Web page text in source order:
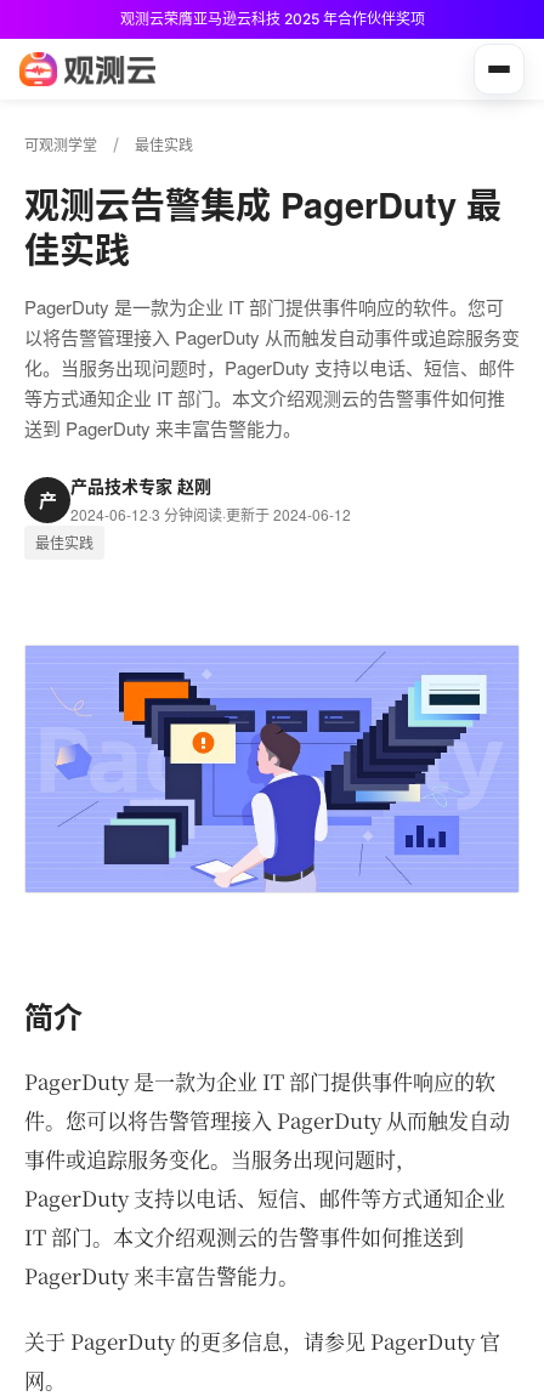
观测云荣膺亚马逊云科技 2025 年合作伙伴奖项
可观测学堂 最佳实践
观测云告警集成 PagerDuty 最
佳实践
PagerDuty 是一款为企业 IT 部门提供事件响应的软件。您可
以将告警管理接入 PagerDuty 从而触发自动事件或追踪服务变
化。当服务出现问题时，PagerDuty 支持以电话、短信、邮件
等方式通知企业 IT 部门。本文介绍观测云的告警事件如何推
送到 PagerDuty 来丰富告警能力。
产
产品技术专家 赵刚
2024-06-12·3 分钟阅读·更新于 2024-06-12
最佳实践
简介
PagerDuty 是一款为企业 IT 部门提供事件响应的软
件。您可以将告警管理接入 PagerDuty 从而触发自动
事件或追踪服务变化。当服务出现问题时，
PagerDuty 支持以电话、短信、邮件等方式通知企业
IT 部门。本文介绍观测云的告警事件如何推送到
PagerDuty 来丰富告警能力。
关于 PagerDuty 的更多信息，请参见 PagerDuty 官
网。